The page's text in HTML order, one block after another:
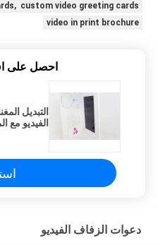
custom video greeting cards
video in print brochure
احصل على
التبديل
الفيديو مع
دعوات الزفاف الفيديو